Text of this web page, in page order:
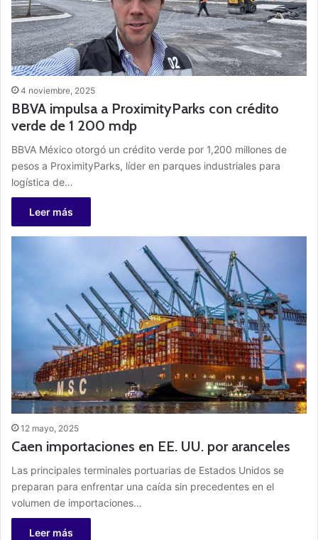
4 noviembre, 2025
BBVA impulsa a ProximityParks con crédito
verde de 1 200 mdp
BBVA México otorgó un crédito verde por 1,200 millones de
pesos a ProximityParks, líder en parques industriales para
logística de…
Leer más
12 mayo, 2025
Caen importaciones en EE. UU. por aranceles
Las principales terminales portuarias de Estados Unidos se
preparan para enfrentar una caída sin precedentes en el
volumen de importaciones…
Leer más